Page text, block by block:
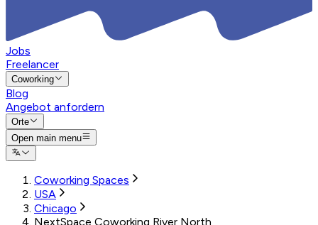
Jobs
Freelancer
Coworking
Blog
Angebot anfordern
Orte
Open main menu
Coworking Spaces
USA
Chicago
NextSpace Coworking River North